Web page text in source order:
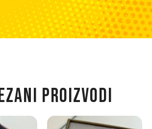
PROIZVODI